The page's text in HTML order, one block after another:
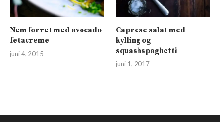
Nem forret med avocado
fetacreme
juni 4, 2015
Caprese salat med
kylling og
squashspaghetti
juni 1, 2017